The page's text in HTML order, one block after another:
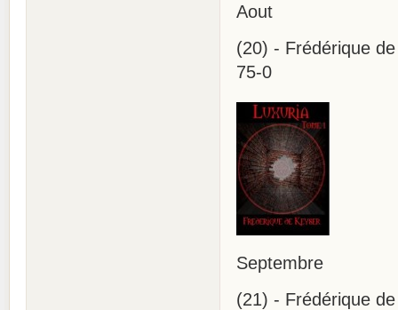
Aout
(20) - Frédérique
75-0
Septembre
(21) - Frédérique